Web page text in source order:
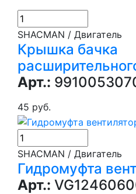
SHACMAN / Двигатель
Крышка бачка
Арт.:
45 руб.
SHACMAN / Двигатель
Гидромуфта
Арт.: